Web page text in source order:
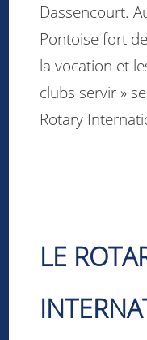
Dassencourt.
Pontoise fort
la vocation et
clubs servir »
Rotary
LE